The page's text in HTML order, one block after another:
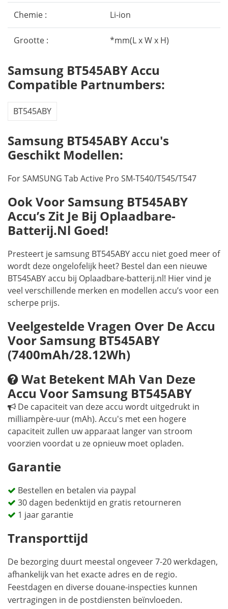
Chemie : Li-ion
Grootte : *mm(L x W x H)
Samsung BT545ABY Accu
Compatible Partnumbers:
BT545ABY
Samsung BT545ABY Accu's
Geschikt Modellen:
For SAMSUNG Tab Active Pro SM-T540/T545/T547
Ook Voor Samsung BT545ABY
Accu’s Zit Je Bij Oplaadbare-
Batterij.nl Goed!
Presteert je samsung BT545ABY accu niet goed meer of
wordt deze ongelofelijk heet? Bestel dan een nieuwe
BT545ABY accu bij Oplaadbare-batterij.nl! Hier vind je
veel verschillende merken en modellen accu’s voor een
scherpe prijs.
Veelgestelde Vragen Over De Accu
Voor Samsung BT545ABY
(7400mAh/28.12Wh)
Wat Betekent MAh Van Deze
Accu Voor Samsung BT545ABY
De capaciteit van deze accu wordt uitgedrukt in
milliampère-uur (mAh). Accu's met een hogere
capaciteit zullen uw apparaat langer van stroom
voorzien voordat u ze opnieuw moet opladen.
Garantie
Bestellen en betalen via paypal
30 dagen bedenktijd en gratis retourneren
1 jaar garantie
Transporttijd
De bezorging duurt meestal ongeveer 7-20 werkdagen,
afhankelijk van het exacte adres en de regio.
Feestdagen en diverse douane-inspecties kunnen
vertragingen in de postdiensten beïnvloeden.